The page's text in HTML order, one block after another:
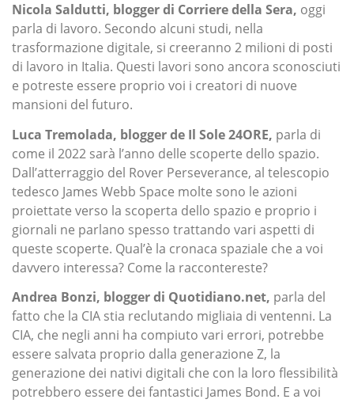
Nicola Saldutti, blogger di Corriere della Sera, oggi
parla di lavoro. Secondo alcuni studi, nella
trasformazione digitale, si creeranno 2 milioni di posti
di lavoro in Italia. Questi lavori sono ancora sconosciuti
e potreste essere proprio voi i creatori di nuove
mansioni del futuro.
Luca Tremolada, blogger de Il Sole 24ORE, parla di
come il 2022 sarà l’anno delle scoperte dello spazio.
Dall’atterraggio del Rover Perseverance, al telescopio
tedesco James Webb Space molte sono le azioni
proiettate verso la scoperta dello spazio e proprio i
giornali ne parlano spesso trattando vari aspetti di
queste scoperte. Qual’è la cronaca spaziale che a voi
davvero interessa? Come la raccontereste?
Andrea Bonzi, blogger di Quotidiano.net, parla del
fatto che la CIA stia reclutando migliaia di ventenni. La
CIA, che negli anni ha compiuto vari errori, potrebbe
essere salvata proprio dalla generazione Z, la
generazione dei nativi digitali che con la loro flessibilità
potrebbero essere dei fantastici James Bond. E a voi